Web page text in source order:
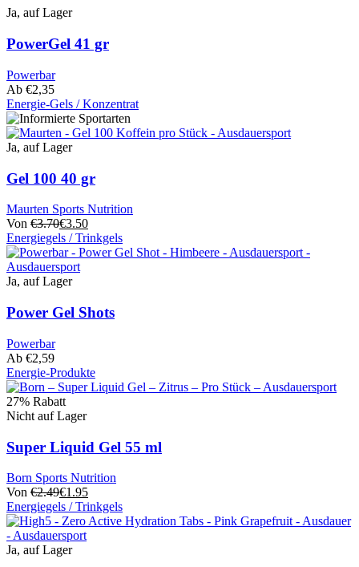
Ja, auf Lager
PowerGel 41 gr
Powerbar
Ab €2,35
Energie-Gels / Konzentrat
Dieses
Produkt
hat
Varianten.
Die
Optionen
können
auf
der
Produktseite
ausgewählt
werden
Ja, auf Lager
Gel 100 40 gr
Maurten Sports Nutrition
Von €3.70€3.50
Energiegels / Trinkgels
Dieses
Produkt
hat
Varianten.
Die
Optionen
können
auf
der
Produktseite
ausgewählt
werden
Ja, auf Lager
Power Gel Shots
Powerbar
Ab €2,59
Energie-Produkte
Dieses
Produkt
hat
Varianten.
Die
Optionen
können
auf
der
Produktseite
ausgewählt
werden
27% Rabatt
Nicht auf Lager
Super Liquid Gel 55 ml
Born Sports Nutrition
Von €2.49€1.95
Energiegels / Trinkgels
Dieses
Produkt
hat
Ja, auf Lager